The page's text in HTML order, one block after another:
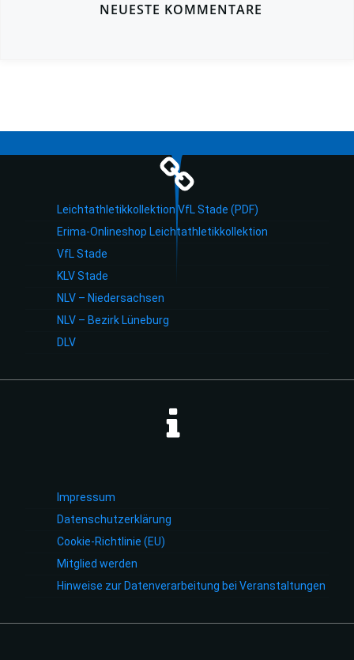
NEUESTE KOMMENTARE
Leichtathletikkollektion VfL Stade (PDF)
Erima-Onlineshop Leichtathletikkollektion
VfL Stade
KLV Stade
NLV – Niedersachsen
NLV – Bezirk Lüneburg
DLV
Impressum
Datenschutzerklärung
Cookie-Richtlinie (EU)
Mitglied werden
Hinweise zur Datenverarbeitung bei Veranstaltungen